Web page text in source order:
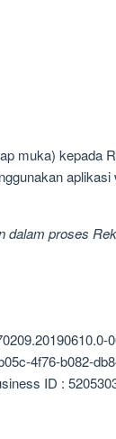
muka) kepada
aplikasi
dalam proses
4f76-b082-
ID :